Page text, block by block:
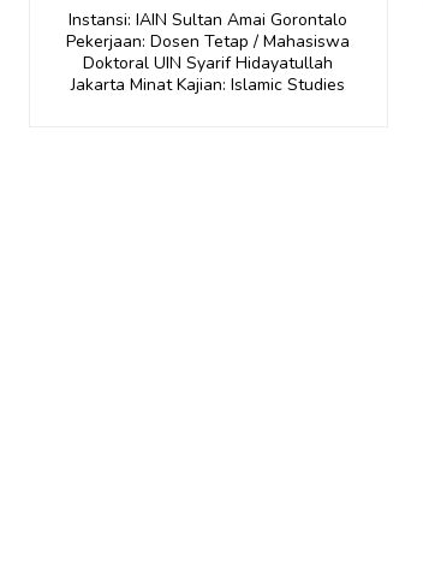
Instansi: IAIN Sultan Amai Gorontalo
Pekerjaan: Dosen Tetap / Mahasiswa
Doktoral UIN Syarif Hidayatullah
Jakarta Minat Kajian: Islamic Studies